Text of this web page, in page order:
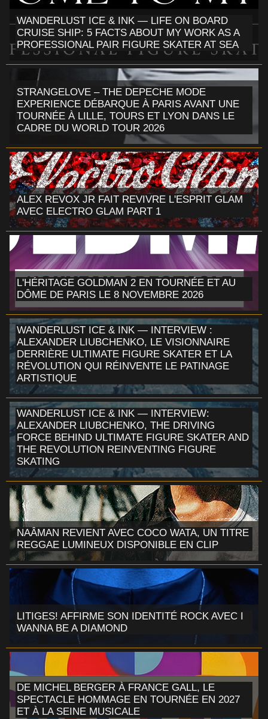
WANDERLUST ICE & INK — LIFE ON BOARD
CRUISE SHIP: 5 FACTS ABOUT MY WORK AS A
PROFESSIONAL PAIR FIGURE SKATER AT SEA
STRANGELOVE – THE DEPECHE MODE
EXPERIENCE DÉBARQUE À PARIS AVANT UNE
TOURNÉE À LILLE, TOURS ET LYON DANS LE
CADRE DU WORLD TOUR 2026
ALEX REVOX JR FAIT REVIVRE L'ESPRIT GLAM
AVEC ELECTRO GLAM PART 1
L'HÉRITAGE GOLDMAN 2 EN TOURNÉE ET AU
DÔME DE PARIS LE 8 NOVEMBRE 2026
WANDERLUST ICE & INK — INTERVIEW :
ALEXANDER LIUBCHENKO, LE VISIONNAIRE
DERRIÈRE ULTIMATE FIGURE SKATER ET LA
RÉVOLUTION QUI RÉINVENTE LE PATINAGE
ARTISTIQUE
WANDERLUST ICE & INK — INTERVIEW:
ALEXANDER LIUBCHENKO, THE DRIVING
FORCE BEHIND ULTIMATE FIGURE SKATER AND
THE REVOLUTION REINVENTING FIGURE
SKATING
NAÂMAN REVIENT AVEC COCO WATA, UN TITRE
REGGAE LUMINEUX DISPONIBLE EN CLIP
LITIGES! AFFIRME SON IDENTITÉ ROCK AVEC I
WANNA BE A DIAMOND
DE MICHEL BERGER À FRANCE GALL, LE
SPECTACLE HOMMAGE EN TOURNÉE EN 2027
ET À LA SEINE MUSICALE